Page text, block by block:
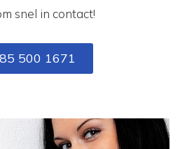
snel in contact!
500 1671